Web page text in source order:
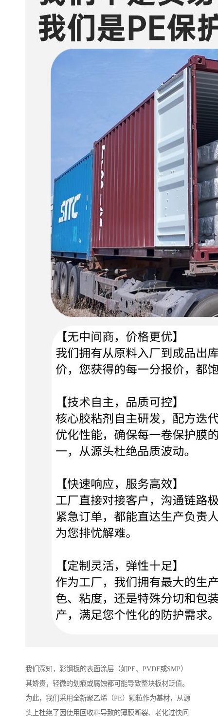
我们深知，彩钢板的表面涂层（如PE、PVDF或SMP）
其娇贵，轻微的划痕或腐蚀都可能导致整块板材贬值。
为此，我们采用全新聚乙烯（PE）颗粒作为基材，从源
头上杜绝了因使用回收料导致的薄膜断裂、老化过快问